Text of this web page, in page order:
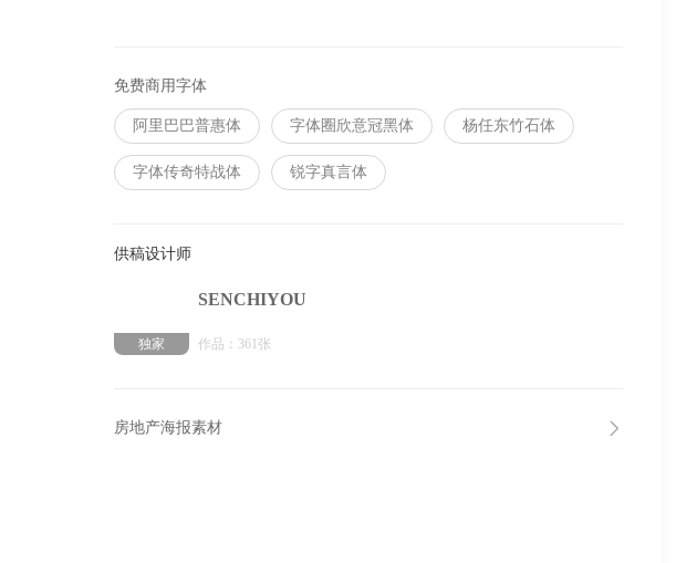
免费商用字体
阿里巴巴普惠体 字体圈欣意冠黑体 杨任东竹石体
字体传奇特战体 锐字真言体
供稿设计师
独家
SENCHIYOU
作品：361张
房地产海报素材 